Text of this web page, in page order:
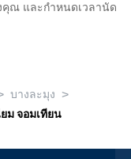
คุณ และกำหนดเวลานัด
บางละมุง >
ม จอมเทียน